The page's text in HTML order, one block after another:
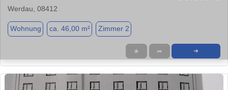
Werdau, 08412
Wohnung ca. 46,00 m² Zimmer 2
★ ➦ ➜